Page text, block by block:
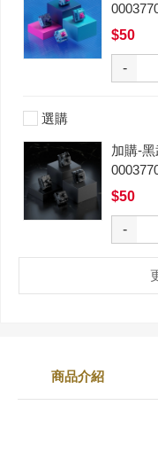
$50
-
選購
加購-
$50
-
商品介紹